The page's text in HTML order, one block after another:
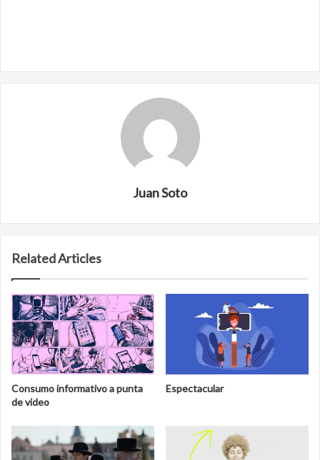
Juan Soto
Related Articles
Consumo informativo a punta
de video
Espectacular